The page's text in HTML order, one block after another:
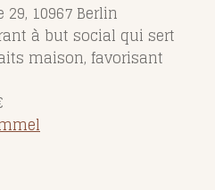
29, 10967 Berlin
à but social qui sert
maison, favorisant